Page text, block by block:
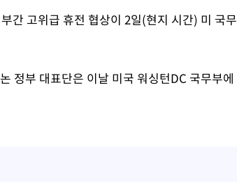
간 고위급 휴전 협상이 2일(현지 시간) 미 국무
정부 대표단은 이날 미국 워싱턴DC 국무부에